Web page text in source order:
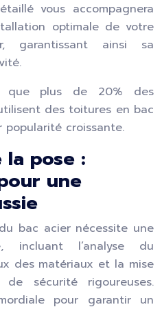
vous accompagnera
optimale de votre
garantissant ainsi sa
que plus de 20% des
des toitures en bac
croissante.
pose :
une
bac acier nécessite une
incluant l’analyse du
des matériaux et la mise
sécurité rigoureuses.
pour garantir un